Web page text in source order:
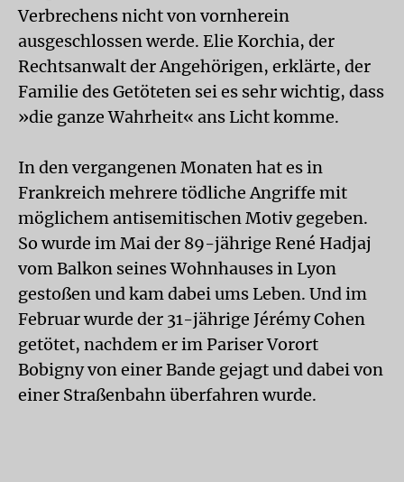
Verbrechens nicht von vornherein
ausgeschlossen werde. Elie Korchia, der
Rechtsanwalt der Angehörigen, erklärte, der
Familie des Getöteten sei es sehr wichtig, dass
»die ganze Wahrheit« ans Licht komme.
In den vergangenen Monaten hat es in
Frankreich mehrere tödliche Angriffe mit
möglichem antisemitischen Motiv gegeben.
So wurde im Mai der 89-jährige René Hadjaj
vom Balkon seines Wohnhauses in Lyon
gestoßen und kam dabei ums Leben. Und im
Februar wurde der 31-jährige Jérémy Cohen
getötet, nachdem er im Pariser Vorort
Bobigny von einer Bande gejagt und dabei von
einer Straßenbahn überfahren wurde.